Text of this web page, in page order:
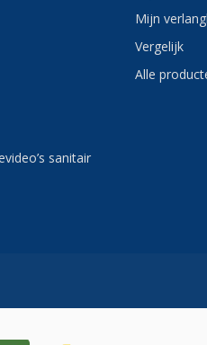
sanitair
Mijn
Vergelijk
Alle